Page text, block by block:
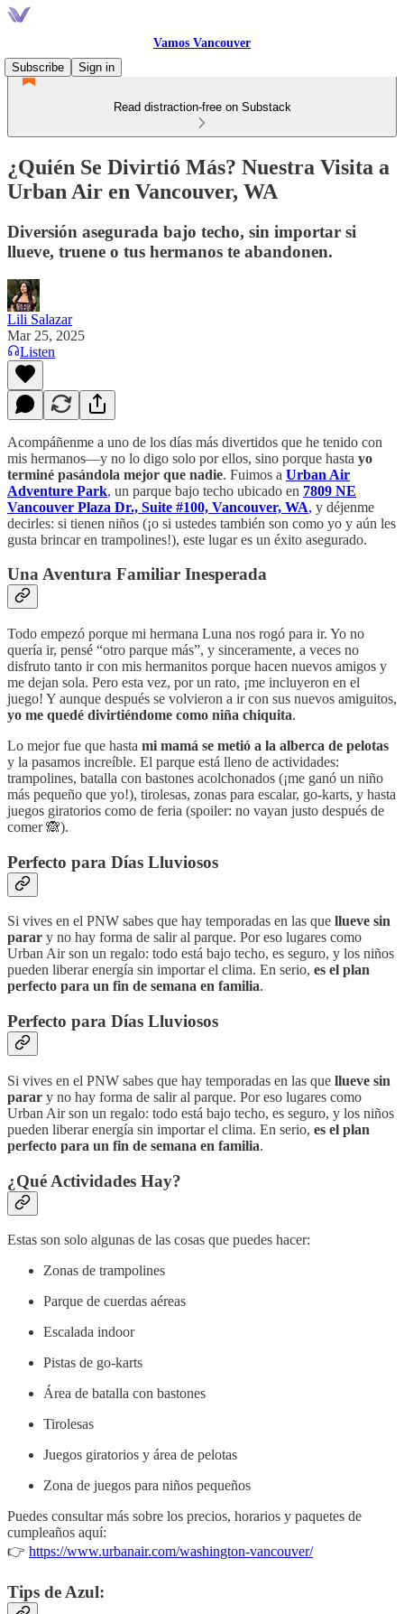
Vamos Vancouver
Subscribe
Sign in
Read distraction-free on Substack
¿Quién Se Divirtió Más? Nuestra Visita a
Urban Air en Vancouver, WA
Diversión asegurada bajo techo, sin importar si
llueve, truene o tus hermanos te abandonen.
Lili Salazar
Mar 25, 2025
Listen
Acompáñenme a uno de los días más divertidos que he tenido con
mis hermanos—y no lo digo solo por ellos, sino porque hasta yo
terminé pasándola mejor que nadie. Fuimos a Urban Air
Adventure Park, un parque bajo techo ubicado en 7809 NE
Vancouver Plaza Dr., Suite #100, Vancouver, WA, y déjenme
decirles: si tienen niños (¡o si ustedes también son como yo y aún les
gusta brincar en trampolines!), este lugar es un éxito asegurado.
Una Aventura Familiar Inesperada
Todo empezó porque mi hermana Luna nos rogó para ir. Yo no
quería ir, pensé “otro parque más”, y sinceramente, a veces no
disfruto tanto ir con mis hermanitos porque hacen nuevos amigos y
me dejan sola. Pero esta vez, por un rato, ¡me incluyeron en el
juego! Y aunque después se volvieron a ir con sus nuevos amiguitos,
yo me quedé divirtiéndome como niña chiquita.
Lo mejor fue que hasta mi mamá se metió a la alberca de pelotas
y la pasamos increíble. El parque está lleno de actividades:
trampolines, batalla con bastones acolchonados (¡me ganó un niño
más pequeño que yo!), tirolesas, zonas para escalar, go-karts, y hasta
juegos giratorios como de feria (spoiler: no vayan justo después de
comer 🙈).
Perfecto para Días Lluviosos
Si vives en el PNW sabes que hay temporadas en las que llueve sin
parar y no hay forma de salir al parque. Por eso lugares como
Urban Air son un regalo: todo está bajo techo, es seguro, y los niños
pueden liberar energía sin importar el clima. En serio, es el plan
perfecto para un fin de semana en familia.
Perfecto para Días Lluviosos
Si vives en el PNW sabes que hay temporadas en las que llueve sin
parar y no hay forma de salir al parque. Por eso lugares como
Urban Air son un regalo: todo está bajo techo, es seguro, y los niños
pueden liberar energía sin importar el clima. En serio, es el plan
perfecto para un fin de semana en familia.
¿Qué Actividades Hay?
Estas son solo algunas de las cosas que puedes hacer:
Zonas de trampolines
Parque de cuerdas aéreas
Escalada indoor
Pistas de go-karts
Área de batalla con bastones
Tirolesas
Juegos giratorios y área de pelotas
Zona de juegos para niños pequeños
Puedes consultar más sobre los precios, horarios y paquetes de
cumpleaños aquí:
👉 https://www.urbanair.com/washington-vancouver/
Tips de Azul: